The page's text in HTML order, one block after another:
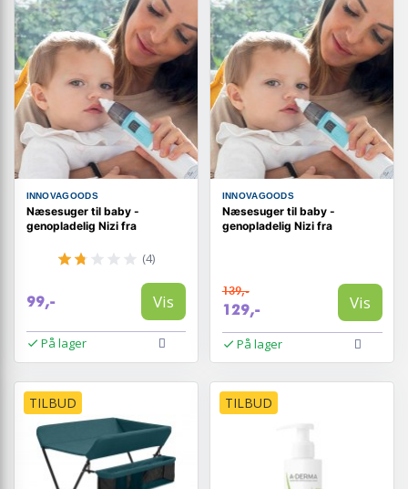
INNOVAGOODS
Næsesuger til baby -
genopladelig Nizi fra
(4)
99,- Vis
På lager
INNOVAGOODS
Næsesuger til baby -
genopladelig Nizi fra
139,-
129,- Vis
På lager
TILBUD TILBUD